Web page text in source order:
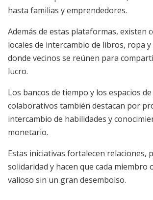
hasta familias y emprendedores.
Además de estas plataformas, existen
locales de intercambio de libros, ropa
donde vecinos se reúnen para
lucro.
Los bancos de tiempo y los espacios
colaborativos también destacan por
intercambio de habilidades y
monetario.
Estas iniciativas fortalecen relaciones,
solidaridad y hacen que cada miembro
valioso sin un gran desembolso.